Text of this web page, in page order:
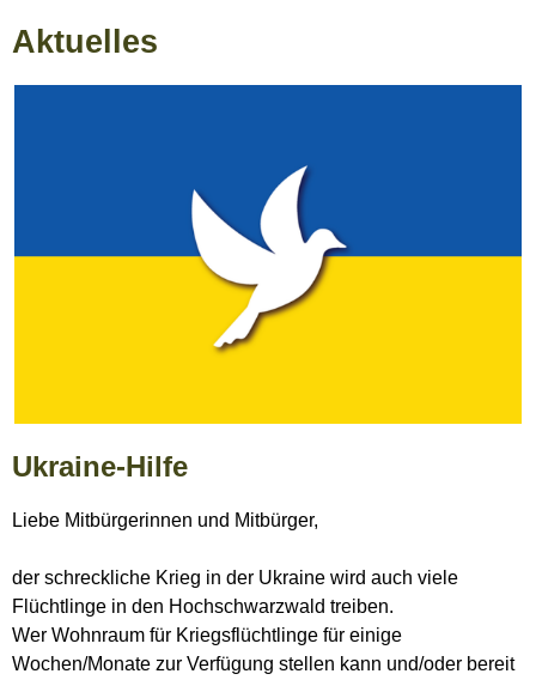
Aktuelles
Ukraine-Hilfe
Liebe Mitbürgerinnen und Mitbürger,
der schreckliche Krieg in der Ukraine wird auch viele
Flüchtlinge in den Hochschwarzwald treiben.
Wer Wohnraum für Kriegsflüchtlinge für einige
Wochen/Monate zur Verfügung stellen kann und/oder bereit